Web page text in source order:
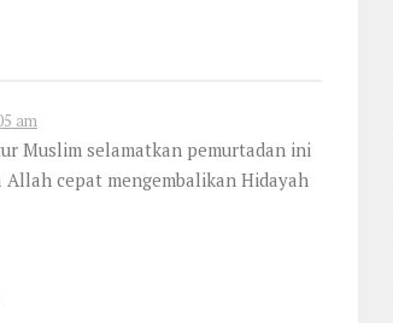
am
Muslim selamatkan pemurtadan ini
cepat mengembalikan Hidayah